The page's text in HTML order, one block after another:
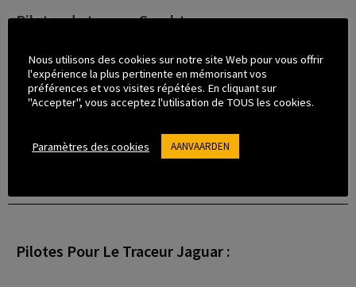
Pilotes de traceur Graphtec
Pilotes de la série Graphtec : FC9000, FC8600, FC2250,
FC4500, CE6000, LCX603, FC8000, FC7000, FC5100,
FC5100A, FC4200, FC4210-60
TÉLÉCHARGEMENTS 32 ET 64 BITS
Pilotes Pour Le Traceur Jaguar :
Nous utilisons des cookies sur notre site Web pour vous offrir
l'expérience la plus pertinente en mémorisant vos
préférences et vos visites répétées. En cliquant sur
"Accepter", vous acceptez l'utilisation de TOUS les cookies.
Paramètres des cookies AANVAARDEN